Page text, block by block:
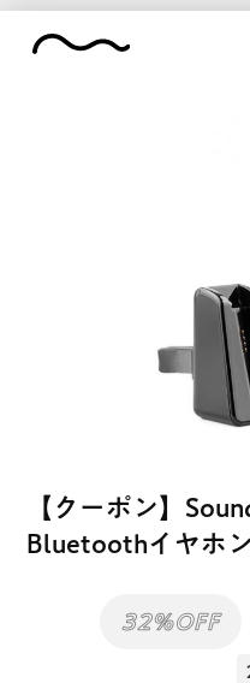
【クーポン】
Bluetoothイヤホ
32%OFF